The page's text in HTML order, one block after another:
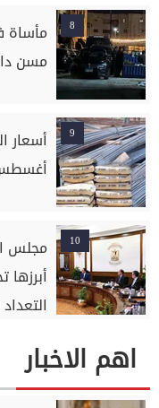
8
مأساة
مسن
9
أغسطس
10
التعداد
اهم الاخبار